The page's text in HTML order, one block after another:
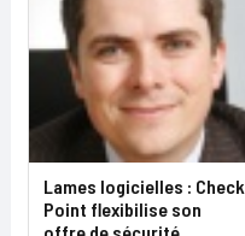
Lames logicielles : Check
Point flexibilise son